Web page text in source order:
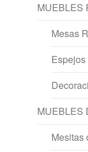
MUEBLES
Mesas
MUEBLES
Mesitas